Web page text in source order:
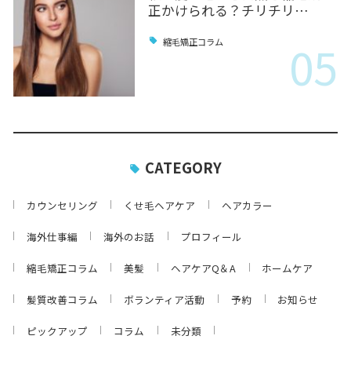
正かけられる？チリチリ…
縮毛矯正コラム 05
CATEGORY
カウンセリング くせ毛ヘアケア ヘアカラー
海外仕事編 海外のお話 プロフィール
縮毛矯正コラム 美髪 ヘアケアQ＆A ホームケア
髪質改善コラム ボランティア活動 予約 お知らせ
ピックアップ コラム 未分類